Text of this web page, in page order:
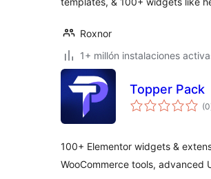
Roxnor
1+ millón instalaciones
Topper Pack
(0
100+ Elementor widgets &
WooCommerce tools, advanced